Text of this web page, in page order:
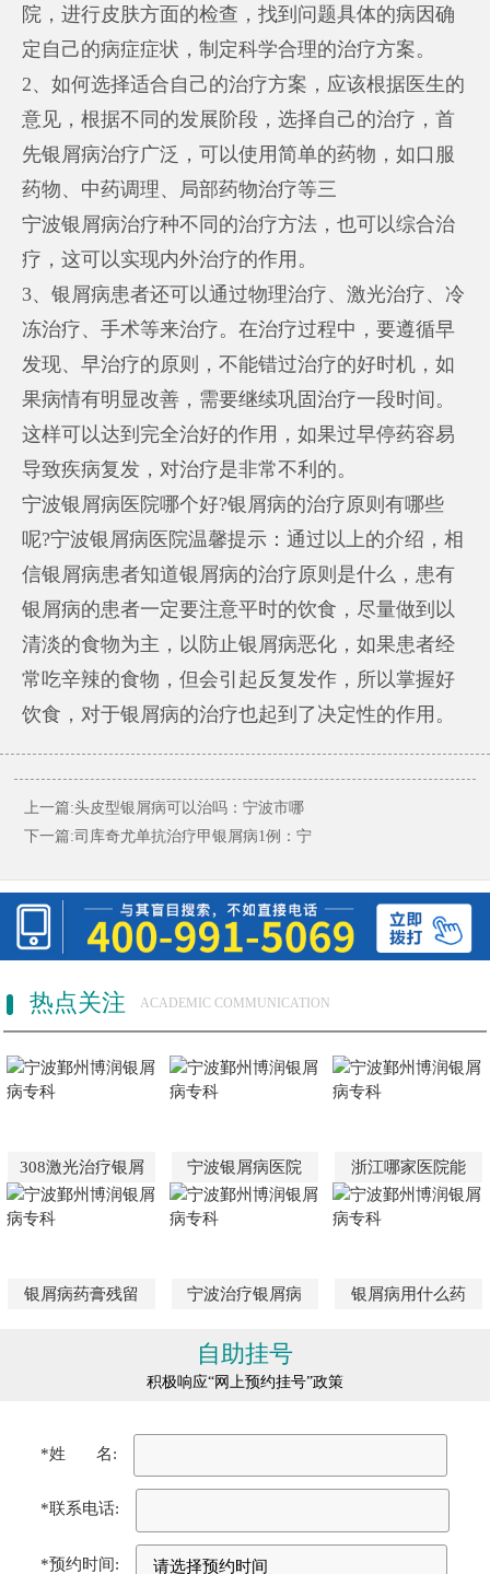
院，进行皮肤方面的检查，找到问题具体的病因确
定自己的病症症状，制定科学合理的治疗方案。
2、如何选择适合自己的治疗方案，应该根据医生的
意见，根据不同的发展阶段，选择自己的治疗，首
先银屑病治疗广泛，可以使用简单的药物，如口服
药物、中药调理、局部药物治疗等三
宁波银屑病治疗种不同的治疗方法，也可以综合治
疗，这可以实现内外治疗的作用。
3、银屑病患者还可以通过物理治疗、激光治疗、冷
冻治疗、手术等来治疗。在治疗过程中，要遵循早
发现、早治疗的原则，不能错过治疗的好时机，如
果病情有明显改善，需要继续巩固治疗一段时间。
这样可以达到完全治好的作用，如果过早停药容易
导致疾病复发，对治疗是非常不利的。
宁波银屑病医院哪个好?银屑病的治疗原则有哪些
呢?宁波银屑病医院温馨提示：通过以上的介绍，相
信银屑病患者知道银屑病的治疗原则是什么，患有
银屑病的患者一定要注意平时的饮食，尽量做到以
清淡的食物为主，以防止银屑病恶化，如果患者经
常吃辛辣的食物，但会引起反复发作，所以掌握好
饮食，对于银屑病的治疗也起到了决定性的作用。
上一篇:头皮型银屑病可以治吗：宁波市哪
下一篇:司库奇尤单抗治疗甲银屑病1例：宁
热点关注 ACADEMIC COMMUNICATION
308激光治疗银屑 宁波银屑病医院 浙江哪家医院能
银屑病药膏残留 宁波治疗银屑病 银屑病用什么药
自助挂号
积极响应“网上预约挂号”政策
*姓 名:
*联系电话:
*预约时间: